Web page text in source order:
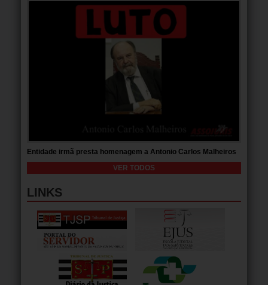
Entidade irmã presta homenagem a Antonio Carlos Malheiros
VER TODOS
LINKS